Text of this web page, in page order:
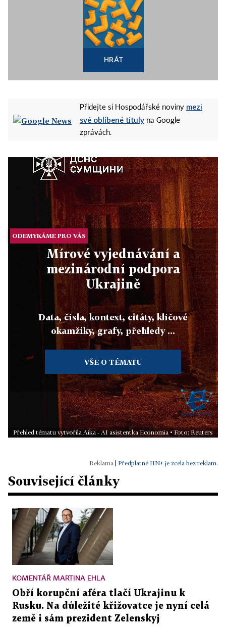
HRÁT
Přidejte si Hospodářské noviny mezi
své oblíbené tituly na Google
zprávách.
ODEMYKÁME PRO VÁS
Mírové vyjednávání a
mezinárodní podpora
Ukrajině
Data, čísla, kontext, citáty, klíčové
okamžiky, grafy, přehledy ...
VŠE O TÉMATU
Přehled tématu vytvořila Aika - AI asistentka Economia • Foto: Reuters
Předplatné HN+ je zcela bez reklam.
Související články
KOMENTÁŘ MARTINA EHLA
Obří korupční aféra tlačí Ukrajinu k
Rusku. Na důležité křižovatce je nyní celá
země i sám prezident Zelenskyj